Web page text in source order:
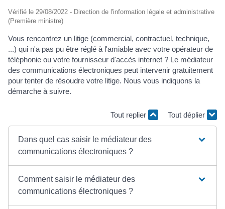
Vérifié le 29/08/2022 - Direction de l'information légale et administrative
(Première ministre)
Vous rencontrez un litige (commercial, contractuel, technique,
...) qui n'a pas pu être réglé à l'amiable avec votre opérateur de
téléphonie ou votre fournisseur d'accès internet ? Le médiateur
des communications électroniques peut intervenir gratuitement
pour tenter de résoudre votre litige. Nous vous indiquons la
démarche à suivre.
Tout replier Tout déplier
Dans quel cas saisir le médiateur des
communications électroniques ?
Comment saisir le médiateur des
communications électroniques ?